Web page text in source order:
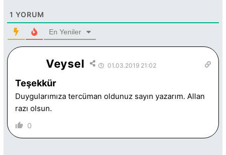
1 YORUM
En Yeniler
Veysel 01.03.2019 21:02
Teşekkür
Duygularımıza tercüman oldunuz sayın yazarım. Allan
razı olsun.
0